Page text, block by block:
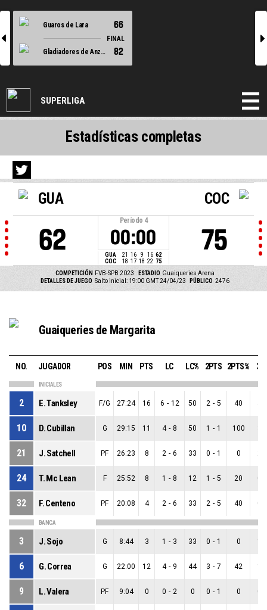
l
Guaros de Lara 66
FINAL
Gladiadores de Anzoategui
82
r
SUPERLIGA
GUA
62
Período 4
00:00
GUA 21 16 9 16 62
COC
18 17 18 22 75
COC
75
COMPETICIÓN FVB-SPB 2023 ESTADIO Guaiqueries Arena
DETALLES DE JUEGO Salto inicial: 19:00 GMT 24/04/23 PÚBLICO 2476
Estadísticas completas
Guaiqueries de Margarita
NO. JUGADOR POS MIN PTS LC LC% 2PTS 2PTS%
INICIALES
2 E. Tanksley F/G 27:24 16 6 - 12 50 2 - 5 40 4
10 D. Cubillan G 29:15 11 4 - 8 50 1 - 1 100
21 J. Satchell PF 26:23 8 2 - 6 33 0 - 1 0 2
24 T. Mc Lean F 25:52 8 1 - 8 12 1 - 5 20 0
32 F. Centeno PF 20:08 4 2 - 6 33 2 - 5 40 0
BANCA
3 J. Sojo G 8:44 3 1 - 3 33 0 - 1 0 1
6 G. Correa G 22:00 12 4 - 9 44 3 - 7 42 1
9 L. Valera PF 9:04 0 0 - 2 0 0 - 1 0 0